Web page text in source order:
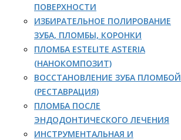
ПОВЕРХНОСТИ
ИЗБИРАТЕЛЬНОЕ ПОЛИРОВАНИЕ
ЗУБА, ПЛОМБЫ, КОРОНКИ
ПЛОМБА ESTELITE ASTERIA
(НАНОКОМПОЗИТ)
ВОССТАНОВЛЕНИЕ ЗУБА ПЛОМБОЙ
(РЕСТАВРАЦИЯ)
ПЛОМБА ПОСЛЕ
ЭНДОДОНТИЧЕСКОГО ЛЕЧЕНИЯ
ИНСТРУМЕНТАЛЬНАЯ И